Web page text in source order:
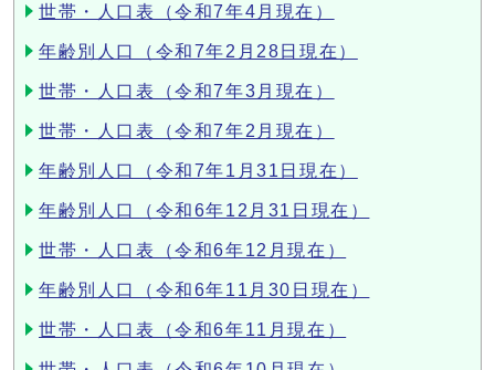
世帯・人口表（令和7年4月現在）
年齢別人口（令和7年2月28日現在）
世帯・人口表（令和7年3月現在）
世帯・人口表（令和7年2月現在）
年齢別人口（令和7年1月31日現在）
年齢別人口（令和6年12月31日現在）
世帯・人口表（令和6年12月現在）
年齢別人口（令和6年11月30日現在）
世帯・人口表（令和6年11月現在）